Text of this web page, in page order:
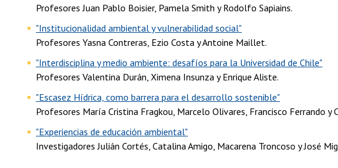
Profesores Juan Pablo Boisier, Pamela Smith y Rodolfo Sapiains.
"Institucionalidad ambiental y vulnerabilidad social"
Profesores Yasna Contreras, Ezio Costa y Antoine Maillet.
"Interdisciplina y medio ambiente: desafíos para la Universidad de Chile"
Profesores Valentina Durán, Ximena Insunza y Enrique Aliste.
"Escasez Hídrica, como barrera para el desarrollo sostenible"
Profesores María Cristina Fragkou, Marcelo Olivares, Francisco Ferrando y
"Experiencias de educación ambiental"
Investigadores Julián Cortés, Catalina Amigo, Macarena Troncoso y José